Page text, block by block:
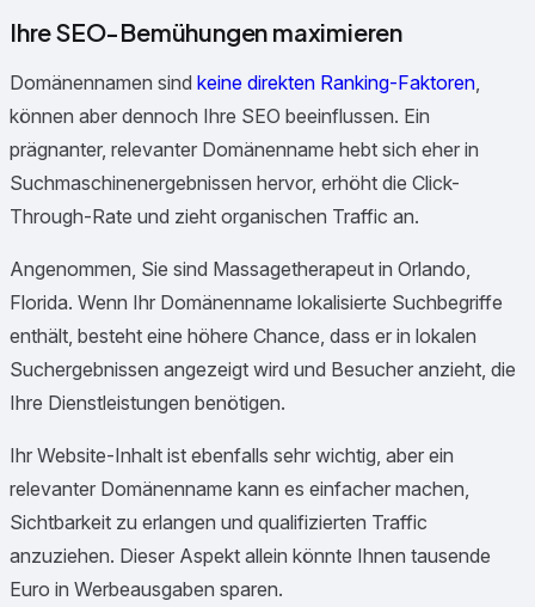
Ihre SEO-Bemühungen maximieren
Domänennamen sind keine direkten Ranking-Faktoren,
können aber dennoch Ihre SEO beeinflussen. Ein
prägnanter, relevanter Domänenname hebt sich eher in
Suchmaschinenergebnissen hervor, erhöht die Click-
Through-Rate und zieht organischen Traffic an.
Angenommen, Sie sind Massagetherapeut in Orlando,
Florida. Wenn Ihr Domänenname lokalisierte Suchbegriffe
enthält, besteht eine höhere Chance, dass er in lokalen
Suchergebnissen angezeigt wird und Besucher anzieht, die
Ihre Dienstleistungen benötigen.
Ihr Website-Inhalt ist ebenfalls sehr wichtig, aber ein
relevanter Domänenname kann es einfacher machen,
Sichtbarkeit zu erlangen und qualifizierten Traffic
anzuziehen. Dieser Aspekt allein könnte Ihnen tausende
Euro in Werbeausgaben sparen.